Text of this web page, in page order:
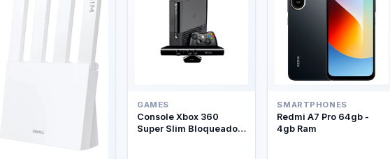
GAMES
Console Xbox 360
Super Slim Bloqueado +
SMARTPHONES
Redmi A7 Pro 64gb -
4gb Ram